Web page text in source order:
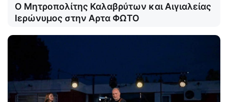
Ο Μητροπολίτης Καλαβρύτων και Αιγιαλείας
Ιερώνυμος στην Αρτα ΦΩΤΟ